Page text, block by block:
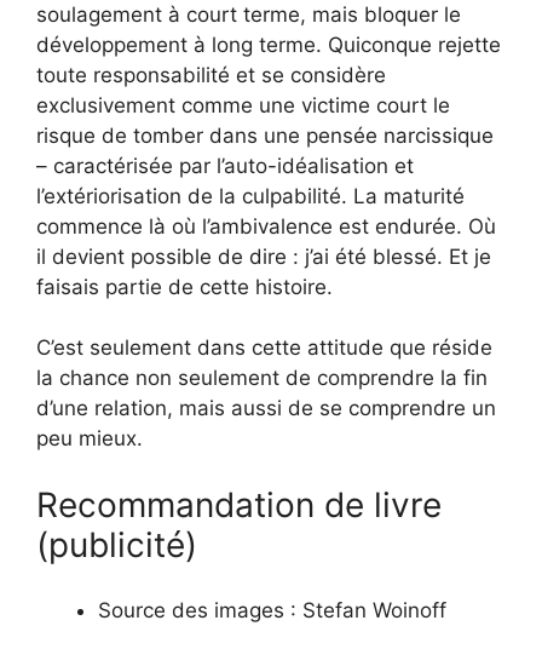
soulagement à court terme, mais bloquer le
développement à long terme. Quiconque rejette
toute responsabilité et se considère
exclusivement comme une victime court le
risque de tomber dans une pensée narcissique
– caractérisée par l’auto-idéalisation et
l’extériorisation de la culpabilité. La maturité
commence là où l’ambivalence est endurée. Où
il devient possible de dire : j’ai été blessé. Et je
faisais partie de cette histoire.
C’est seulement dans cette attitude que réside
la chance non seulement de comprendre la fin
d’une relation, mais aussi de se comprendre un
peu mieux.
Recommandation de livre
(publicité)
Source des images : Stefan Woinoff